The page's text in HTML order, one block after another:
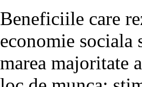
Beneficiile care
economie
marea majoritate